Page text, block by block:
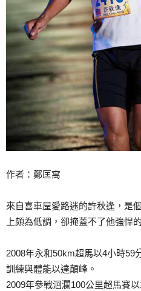
作者：鄭匡寓
來自喜車屋愛路迷的許秋逢，是
上頗為低調，卻掩蓋不了他強悍
2008年永和50km超馬以4小時59
訓練與體能以達顛峰。
2009年參戰洄瀾100公里超馬賽